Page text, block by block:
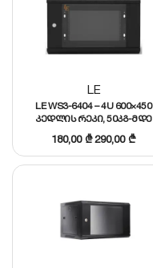
LE
LE WS3-6404 – 4U 600×450
კედლის რეკი, 50კგ-მდე
დატვირთვით (დაშლილი)
180,00₾290,00₾